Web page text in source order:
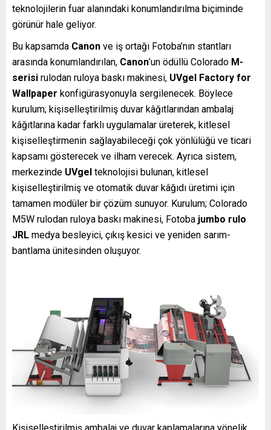
teknolojilerin fuar alanındaki konumlandırılma biçiminde
görünür hale geliyor.
Bu kapsamda Canon ve iş ortağı Fotoba’nın stantları
arasında konumlandırılan, Canon’un ödüllü Colorado M-
serisi rulodan ruloya baskı makinesi, UVgel Factory for
Wallpaper konfigürasyonuyla sergilenecek. Böylece
kurulum; kişiselleştirilmiş duvar kâğıtlarından ambalaj
kâğıtlarına kadar farklı uygulamalar üreterek, kitlesel
kişiselleştirmenin sağlayabileceği çok yönlülüğü ve ticari
kapsamı gösterecek ve ilham verecek. Ayrıca sistem,
merkezinde UVgel teknolojisi bulunan, kitlesel
kişiselleştirilmiş ve otomatik duvar kâğıdı üretimi için
tamamen modüler bir çözüm sunuyor. Kurulum; Colorado
M5W rulodan ruloya baskı makinesi, Fotoba jumbo rulo
JRL medya besleyici, çıkış kesici ve yeniden sarım-
bantlama ünitesinden oluşuyor.